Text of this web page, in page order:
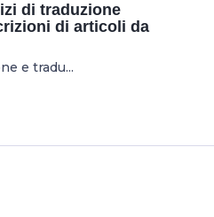
di traduzione
di articoli da
e tradu...